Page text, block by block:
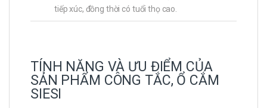
tiếp xúc, đồng thời có tuổi thọ cao.
TÍNH NĂNG VÀ ƯU ĐIỂM CỦA
SẢN PHẨM CÔNG TẮC, Ổ CẮM
SIESI